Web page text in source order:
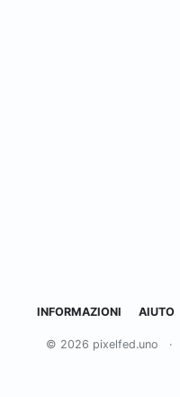
INFORMAZIONI AIUTO
© 2026 pixelfed.uno ·